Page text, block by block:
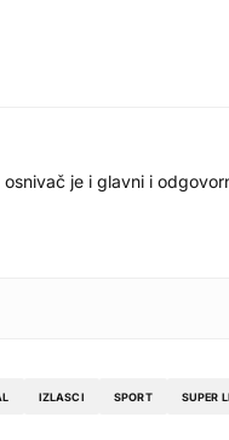
osnivač je i glavni i
IZLASCI SPORT SUPER